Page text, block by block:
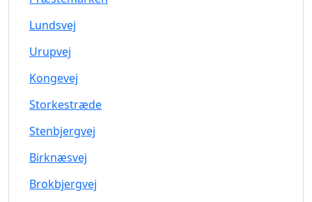
Lundsvej
Urupvej
Kongevej
Storkestræde
Stenbjergvej
Birknæsvej
Brokbjergvej